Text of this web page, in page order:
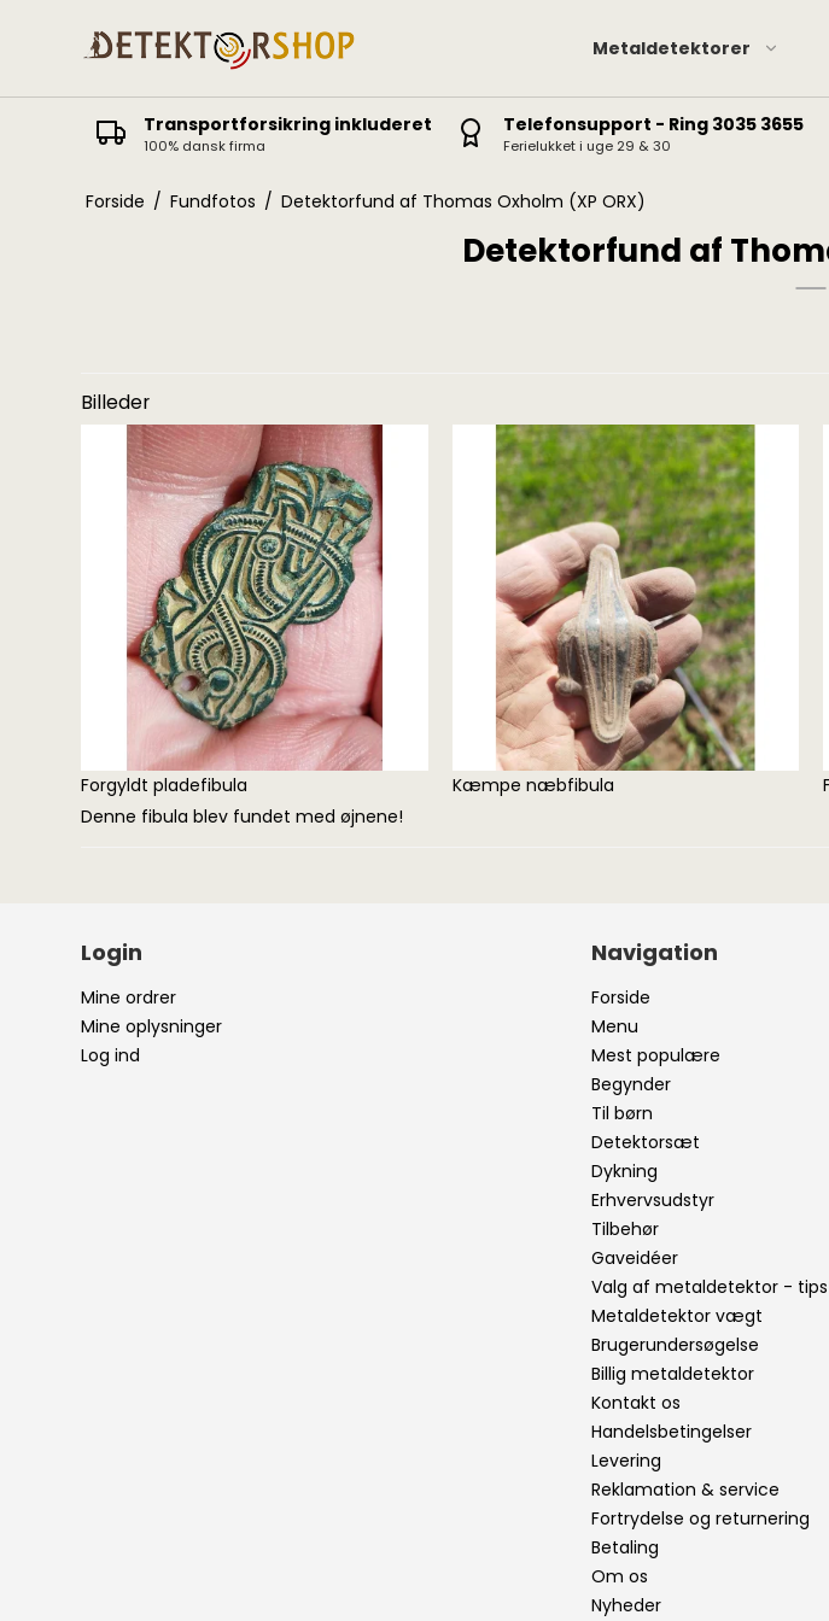
Metaldetektorer
Icon / Icon X
Manticore
X-Terra 305-705
AT Pro
ACE / Apex
Excalibur
Minelab Manticore
Minelab Equinox
X-Terra 705/305, CTX
3030, Etrac, Safari,
Explorer
Detektorspader
Scoops
handsker
Fundtasker
Detektortasker og
rygsække
Transportforsikring inkluderet
100% dansk firma
Telefonsupport - Ring 3035 3655
Ferielukket i uge 29 & 30
Forside / Fundfotos / Detektorfund af Thomas Oxholm (XP ORX)
Detektorfund af
Billeder
Forgyldt pladefibula
Denne fibula blev fundet med øjnene!
Kæmpe næbfibula
Login
Mine ordrer
Mine oplysninger
Log ind
Navigation
Forside
Menu
Mest populære
Begynder
Til børn
Detektorsæt
Dykning
Erhvervsudstyr
Tilbehør
Gaveidéer
Valg af metaldetektor -
Metaldetektor vægt
Brugerundersøgelse
Billig metaldetektor
Kontakt os
Handelsbetingelser
Levering
Reklamation & service
Fortrydelse og returnering
Betaling
Om os
Nyheder